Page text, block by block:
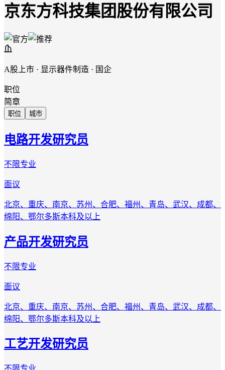
京东方科技集团股份有限公司
A股上市 · 显示器件制造 · 国企
职位
简章
职位 城市
电路开发研究员
不限专业
面议
北京、重庆、南京、苏州、合肥、福州、青岛、武汉、成都、
绵阳、鄂尔多斯本科及以上
产品开发研究员
不限专业
面议
北京、重庆、南京、苏州、合肥、福州、青岛、武汉、成都、
绵阳、鄂尔多斯本科及以上
工艺开发研究员